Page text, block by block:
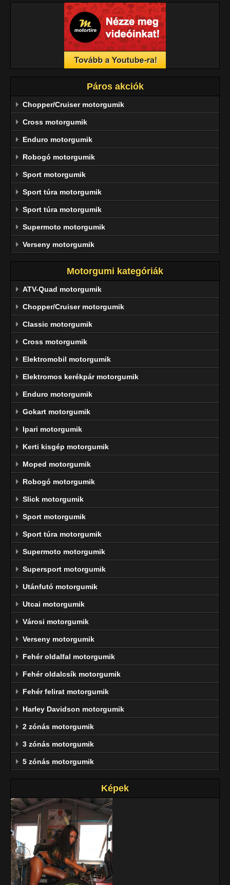
Páros akciók
Chopper/Cruiser motorgumik
Cross motorgumik
Enduro motorgumik
Robogó motorgumik
Sport motorgumik
Sport túra motorgumik
Sport túra motorgumik
Supermoto motorgumik
Verseny motorgumik
Motorgumi kategóriák
ATV-Quad motorgumik
Chopper/Cruiser motorgumik
Classic motorgumik
Cross motorgumik
Elektromobil motorgumik
Elektromos kerékpár motorgumik
Enduro motorgumik
Gokart motorgumik
Ipari motorgumik
Kerti kisgép motorgumik
Moped motorgumik
Robogó motorgumik
Slick motorgumik
Sport motorgumik
Sport túra motorgumik
Supermoto motorgumik
Supersport motorgumik
Utánfutó motorgumik
Utcai motorgumik
Városi motorgumik
Verseny motorgumik
Fehér oldalfal motorgumik
Fehér oldalcsík motorgumik
Fehér felirat motorgumik
Harley Davidson motorgumik
2 zónás motorgumik
3 zónás motorgumik
5 zónás motorgumik
Képek